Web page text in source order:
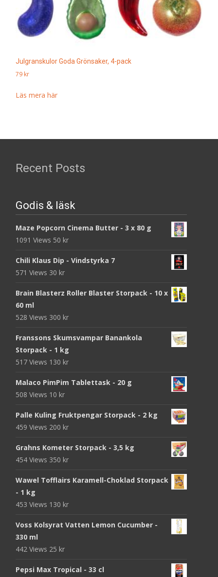
Julgranskulor Goda Grönsaker, 4-pack
79 kr
Läs mera här
Recent Posts
Godis & läsk
Maze Popcorn Cinema Butter - 3 x 80 g
1091 Views 50 kr
Chili Klaus Dip - Vindstyrka 7
571 Views 30 kr
Brain Blasterz Roller Blaster Storpack - 10 x
60 ml
528 Views 300 kr
Franssons Skumsvampar Banankola
Storpack - 1 kg
517 Views 130 kr
Malaco PimPim Tablettask - 20 g
508 Views 10 kr
Palle Kuling Fruktpengar Storpack - 2 kg
459 Views 200 kr
Grahns Kometer Storpack - 3,5 kg
454 Views 350 kr
Wawel Tofflairs Karamell-Choklad Storpack
- 1 kg
453 Views 130 kr
Voss Kolsyrat Vatten Lemon Cucumber -
330 ml
442 Views 25 kr
Pepsi Max Tropical - 33 cl